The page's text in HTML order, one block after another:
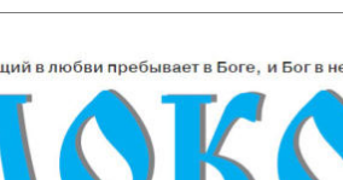
Севера